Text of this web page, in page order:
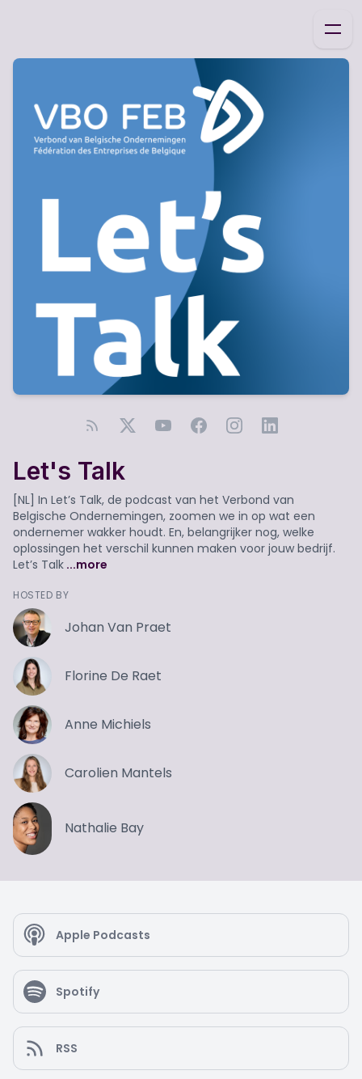
Let's Talk
[NL] In Let’s Talk, de podcast van het Verbond van
Belgische Ondernemingen, zoomen we in op wat een
ondernemer wakker houdt. En, belangrijker nog, welke
oplossingen het verschil kunnen maken voor jouw bedrijf.
Let’s Talk ...more
HOSTED BY
Johan Van Praet
Florine De Raet
Anne Michiels
Carolien Mantels
Nathalie Bay
Apple Podcasts
Spotify
RSS